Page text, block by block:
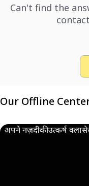
Can't find the
Our Offline
अपने नज़दीकी उत्कर्ष